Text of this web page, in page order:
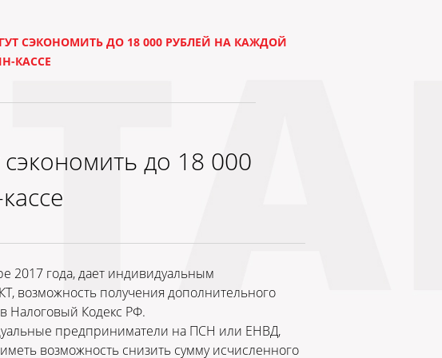
СЭКОНОМИТЬ ДО 18 000 РУБЛЕЙ НА КАЖДОЙ
КАССЕ
до 18 000
2017 года, дает индивидуальным
возможность получения дополнительного
Налоговый Кодекс РФ.
предприниматели на ПСН или ЕНВД,
возможность снизить сумму исчисленного